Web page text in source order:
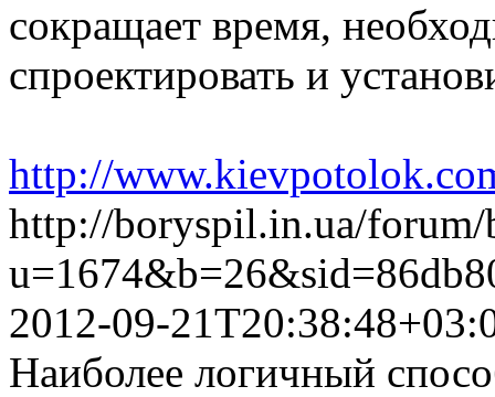
сокращает время,
спроектировать и
http://
http://boryspil.in.ua/forum/
2012-09-
Наиболее логичный